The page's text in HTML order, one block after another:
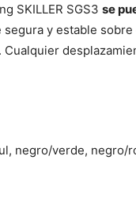
SKILLER SGS3 se
segura y estable
negro/verde, negro/